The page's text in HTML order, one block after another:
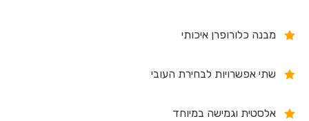
מבנה כלורופרן איכותי
שתי אפשרויות לבחירת העובי
אלסטית וגמישה במיוחד